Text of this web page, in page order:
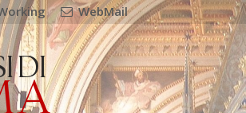
WebMail